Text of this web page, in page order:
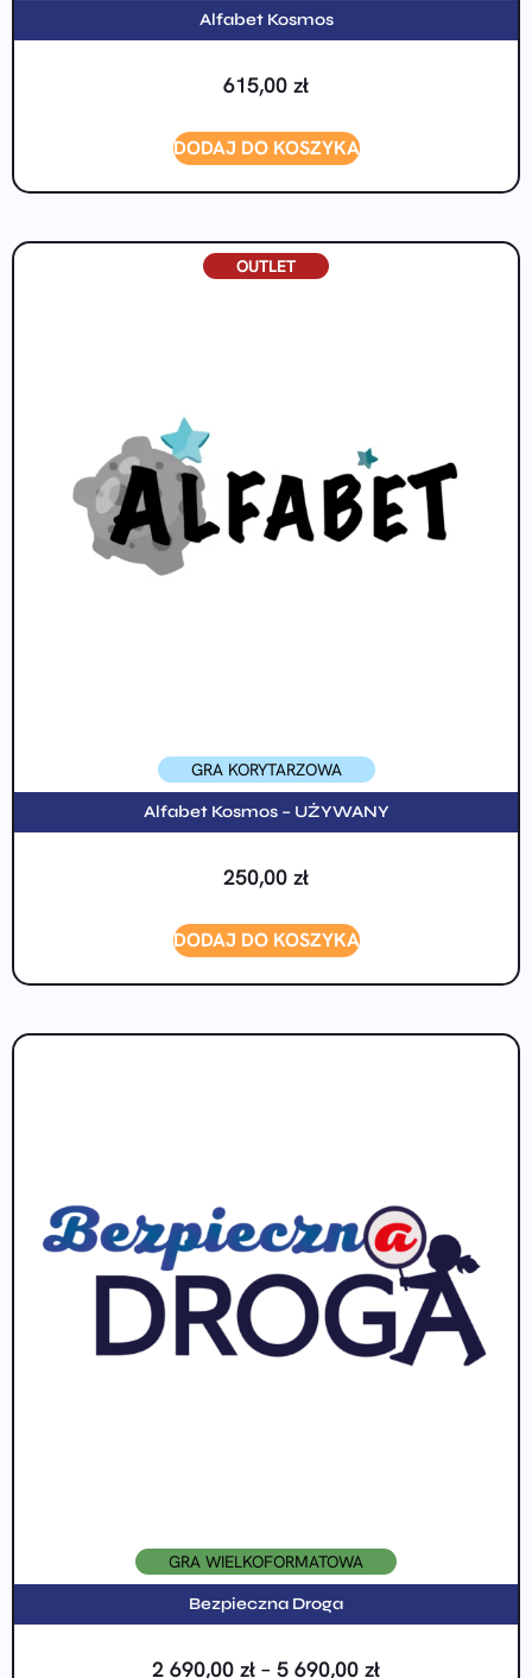
Alfabet Kosmos
615,00 zł
DODAJ DO KOSZYKA
OUTLET
GRA KORYTARZOWA
Alfabet Kosmos – UŻYWANY
250,00 zł
DODAJ DO KOSZYKA
GRA WIELKOFORMATOWA
Bezpieczna Droga
2 690,00 zł – 5 690,00 zł